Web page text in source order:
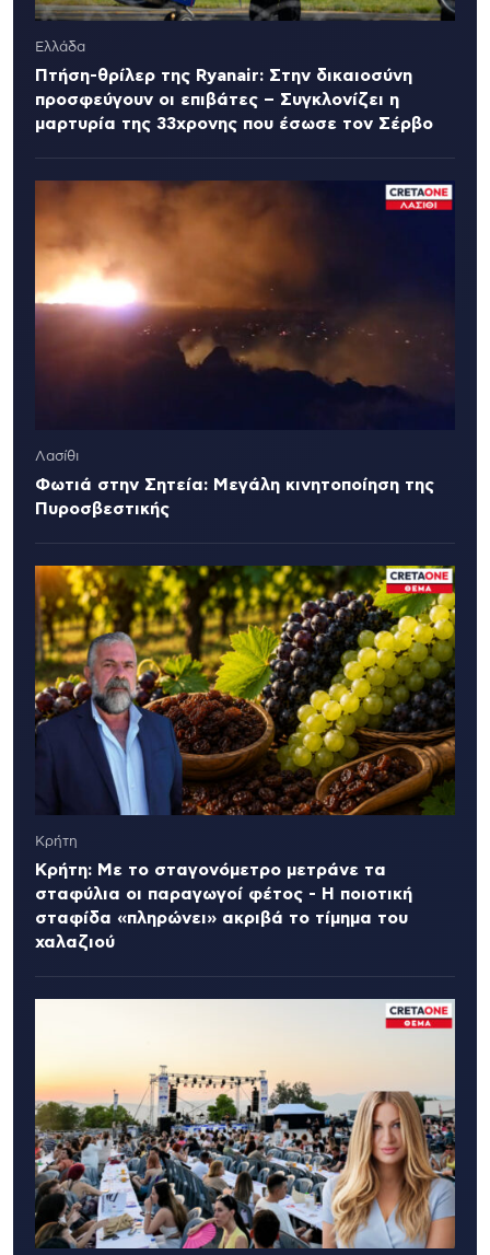
Ελλάδα
Πτήση-θρίλερ της Ryanair: Στην δικαιοσύνη
προσφεύγουν οι επιβάτες – Συγκλονίζει η
μαρτυρία της 33χρονης που έσωσε τον Σέρβο
Λασίθι
Φωτιά στην Σητεία: Μεγάλη κινητοποίηση της
Πυροσβεστικής
Κρήτη
Κρήτη: Με το σταγονόμετρο μετράνε τα
σταφύλια οι παραγωγοί φέτος - Η ποιοτική
σταφίδα «πληρώνει» ακριβά το τίμημα του
χαλαζιού